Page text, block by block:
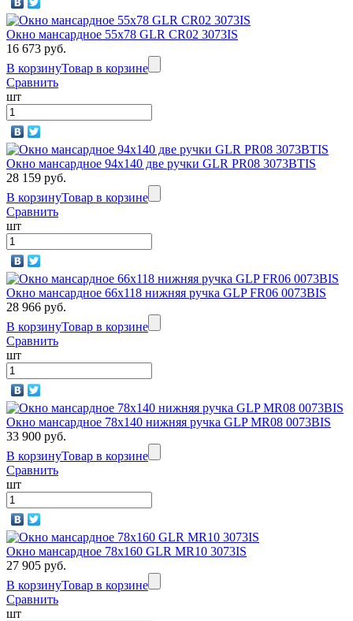
Окно мансардное 55x78 GLR CR02 3073IS
16 673 руб.
В корзинуТовар в корзине
Сравнить
шт
Окно мансардное 94x140 две ручки GLR PR08 3073BTIS
28 159 руб.
В корзинуТовар в корзине
Сравнить
шт
Окно мансардное 66x118 нижняя ручка GLP FR06 0073BIS
28 966 руб.
В корзинуТовар в корзине
Сравнить
шт
Окно мансардное 78x140 нижняя ручка GLP MR08 0073BIS
33 900 руб.
В корзинуТовар в корзине
Сравнить
шт
Окно мансардное 78x160 GLR MR10 3073IS
27 905 руб.
В корзинуТовар в корзине
Сравнить
шт